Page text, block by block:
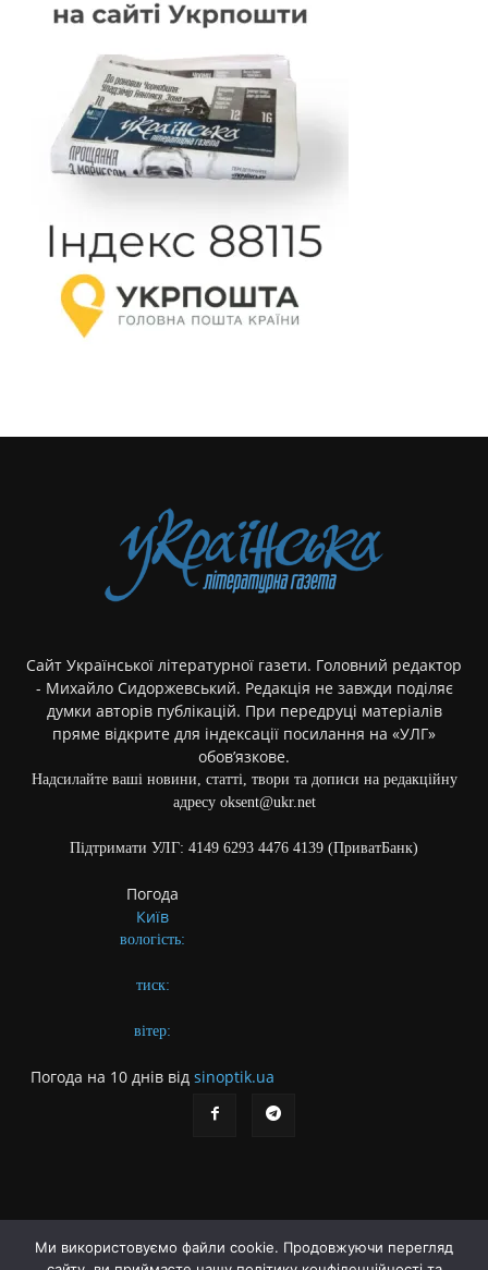
Сайт Української літературної газети. Головний редактор
- Михайло Сидоржевський. Редакція не завжди поділяє
думки авторів публікацій. При передруці матеріалів
пряме відкрите для індексації посилання на «УЛГ»
обов’язкове.
Надсилайте ваші новини, статті, твори та дописи на редакційну
адресу oksent@ukr.net
Підтримати УЛГ: 4149 6293 4476 4139 (ПриватБанк)
Погода
Київ
вологість:
тиск:
вітер:
Погода на 10 днів від sinoptik.ua
Ми використовуємо файли cookie. Продовжуючи перегляд